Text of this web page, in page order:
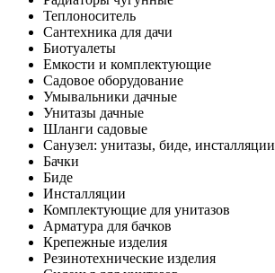
Теплоноситель
Сантехника для дачи
Биотуалеты
Емкости и комплектующие
Садовое оборудование
Умывальники дачные
Унитазы дачные
Шланги садовые
Санузел: унитазы, биде, инсталляции
Бачки
Биде
Инсталляции
Комплектующие для унитазов
Арматура для бачков
Крепежные изделия
Резинотехнические изделия